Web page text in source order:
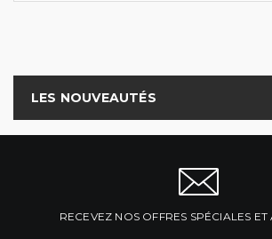
LES NOUVEAUTÉS
RECEVEZ NOS OFFRES SPÉCIALES ET